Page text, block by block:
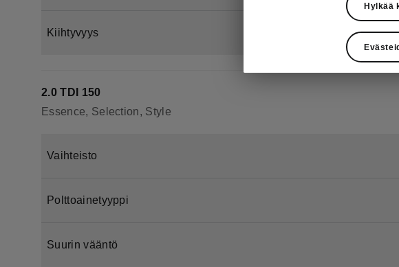
Kiihtyvyys
2.0 TDI 150
Essence, Selection, Style
Vaihteisto
Polttoainetyyppi
Suurin vääntö
Hylkää